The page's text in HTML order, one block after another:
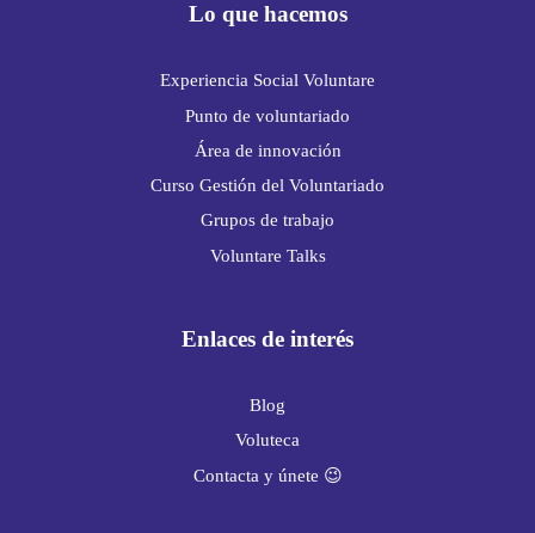
Lo que hacemos
Experiencia Social Voluntare
Punto de voluntariado
Área de innovación
Curso Gestión del Voluntariado
Grupos de trabajo
Voluntare Talks
Enlaces de interés
Blog
Voluteca
Contacta y únete 😉